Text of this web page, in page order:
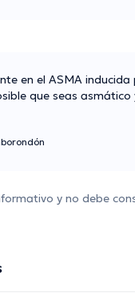
en el ASMA
que seas
y no debe